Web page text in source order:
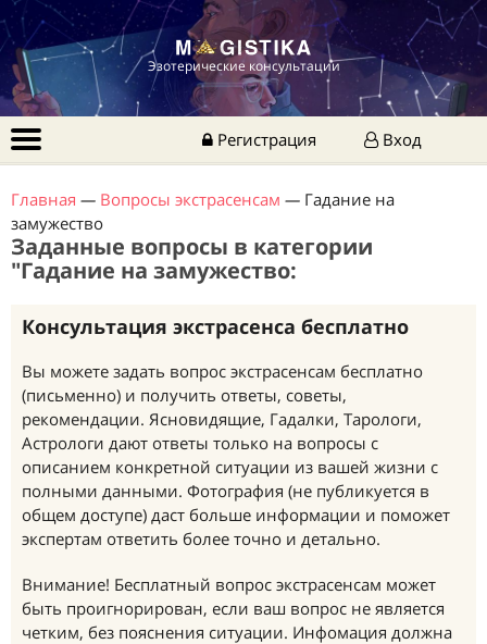
Эзотерические консультации
Регистрация Вход
Главная — Вопросы экстрасенсам — Гадание на
замужество
Заданные вопросы в категории
"Гадание на замужество:
Консультация экстрасенса бесплатно
Вы можете задать вопрос экстрасенсам бесплатно
(письменно) и получить ответы, советы,
рекомендации. Ясновидящие, Гадалки, Тарологи,
Астрологи дают ответы только на вопросы с
описанием конкретной ситуации из вашей жизни с
полными данными. Фотография (не публикуется в
общем доступе) даст больше информации и поможет
экспертам ответить более точно и детально.
Внимание! Бесплатный вопрос экстрасенсам может
быть проигнорирован, если ваш вопрос не является
четким, без пояснения ситуации. Инфомация должна